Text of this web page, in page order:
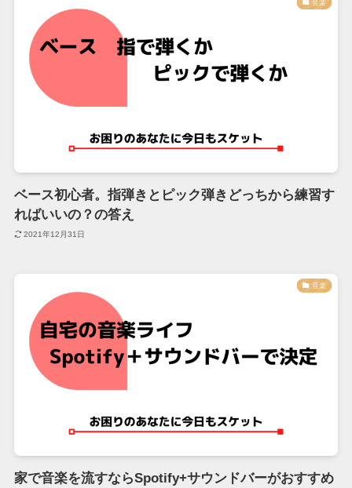
音楽
ベース初心者。指弾きとピック弾きどっちから練習す
ればいいの？の答え
2021年12月31日
音楽
家で音楽を流すならSpotify+サウンドバーがおすすめ